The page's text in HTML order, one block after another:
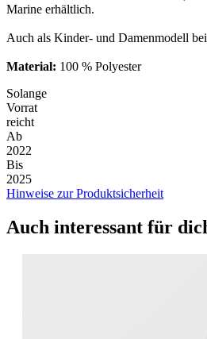
Marine erhältlich.
Auch als Kinder- und Damenmodell
Material: 100 % Polyester
Solange
Vorrat
reicht
Ab
2022
Bis
2025
Hinweise zur Produktsicherheit
Auch interessant für